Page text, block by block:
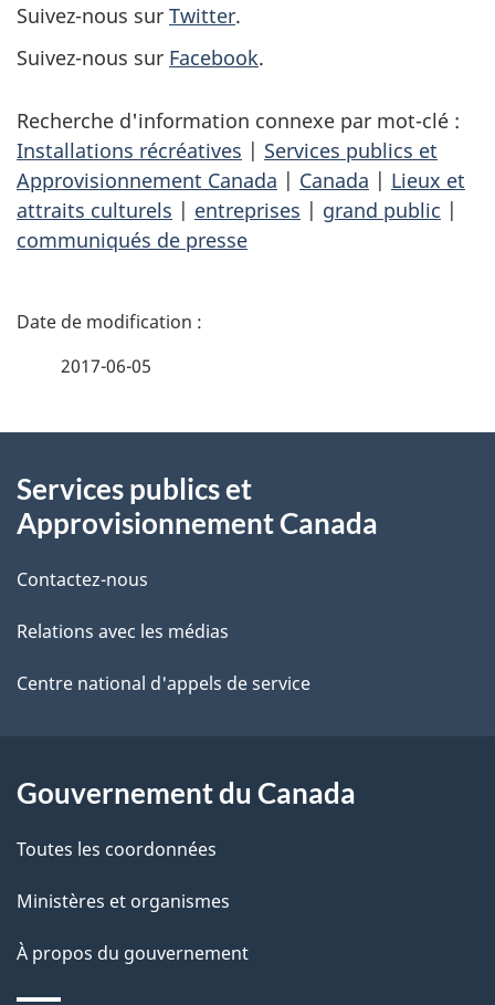
Suivez-nous sur Twitter.
Suivez-nous sur Facebook.
Recherche d'information connexe par mot-clé :
Installations récréatives | Services publics et
Approvisionnement Canada | Canada | Lieux et
attraits culturels | entreprises | grand public |
communiqués de presse
D
i
s
d
e
a
p
a
g
e
2017-06-05
propos
de
ce
site
Services publics et
Approvisionnement Canada
Contactez-nous
Relations avec les médias
Centre national d'appels de service
Gouvernement du Canada
Toutes les coordonnées
Ministères et organismes
À propos du gouvernement